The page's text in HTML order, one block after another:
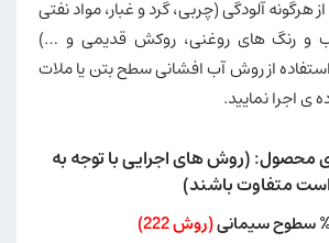
آلودگی (چربی، گرد و غبار، مواد نفتی
و رنگ های روغنی، روکش قدیمی و …)
از روش آب افشانی سطح بتن یا ملات
اجرا نمایید.
محصول: (روش های اجرایی با توجه به
متفاوت باشند)
(روش 222)